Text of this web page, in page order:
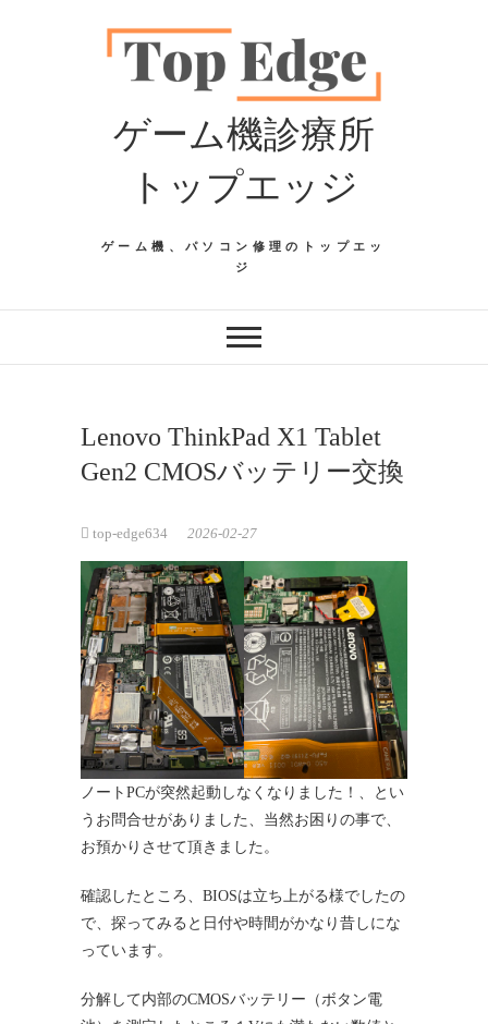
ゲーム機診療所
トップエッジ
ゲーム機、パソコン修理のトップエッ
ジ
Lenovo ThinkPad X1 Tablet
Gen2 CMOSバッテリー交換
top-edge634 2026-02-27
ノートPCが突然起動しなくなりました！、とい
うお問合せがありました、当然お困りの事で、
お預かりさせて頂きました。
確認したところ、BIOSは立ち上がる様でしたの
で、探ってみると日付や時間がかなり昔しにな
っています。
分解して内部のCMOSバッテリー（ボタン電